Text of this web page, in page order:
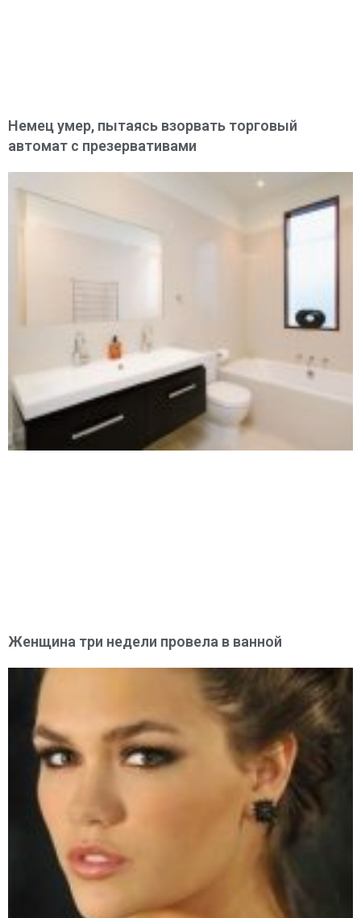
Немец умер, пытаясь взорвать торговый
автомат с презервативами
Женщина три недели провела в ванной